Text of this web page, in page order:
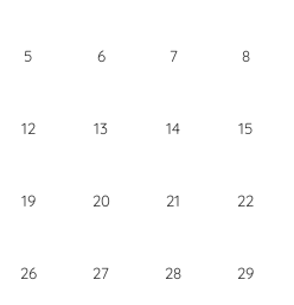
5 6 7 8
12 13 14 15
19 20 21 22
26 27 28 29